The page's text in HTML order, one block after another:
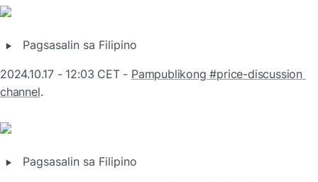
‣ Pagsasalin sa Filipino
2024.10.17 - 12:03 CET - Pampublikong #price-discussion
channel.
‣ Pagsasalin sa Filipino